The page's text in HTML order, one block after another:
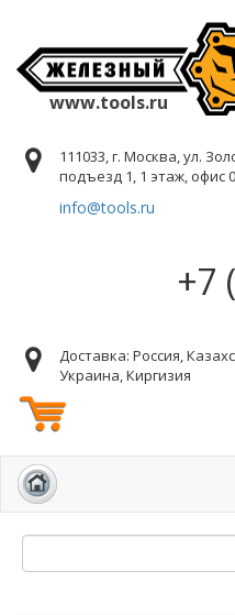
www.tools.ru
111033, г. Москва, ул.
подъезд 1, 1 этаж, офис
info@tools.ru
+7
Доставка: Россия,
Украина, Киргизия